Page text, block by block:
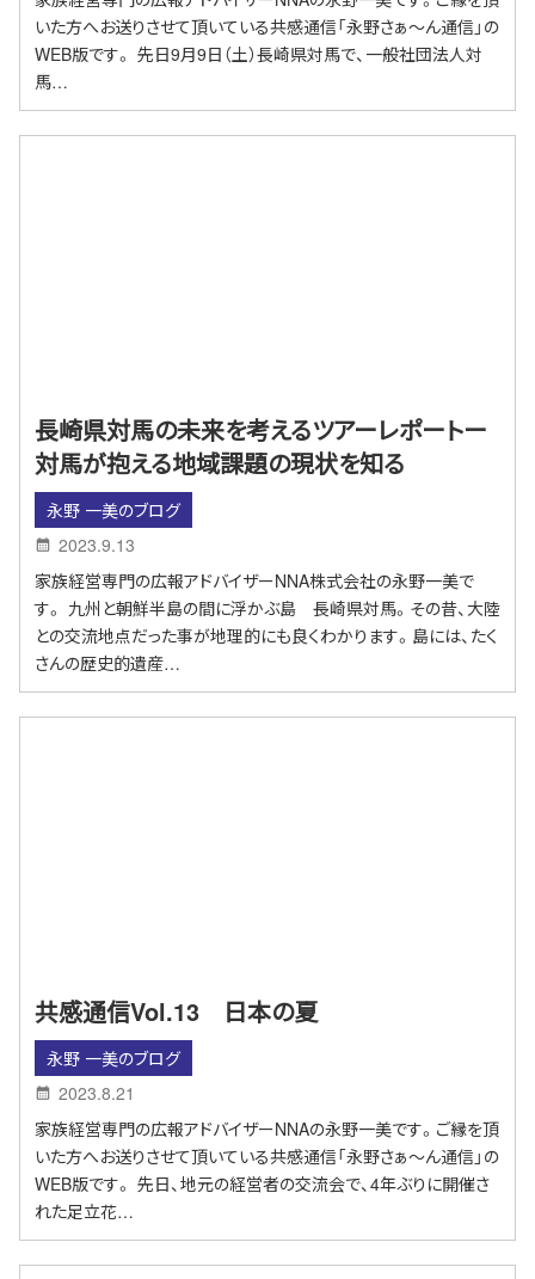
いた方へお送りさせて頂いている共感通信「永野さぁ～ん通信」の
WEB版です。 先日9月9日（土）長崎県対馬で、一般社団法人対
馬…
長崎県対馬の未来を考えるツアーレポートー
対馬が抱える地域課題の現状を知る
永野 一美のブログ
2023.9.13
家族経営専門の広報アドバイザーNNA株式会社の永野一美で
す。 九州と朝鮮半島の間に浮かぶ島 長崎県対馬。その昔、大陸
との交流地点だった事が地理的にも良くわかります。島には、たく
さんの歴史的遺産…
共感通信Vol.13 日本の夏
永野 一美のブログ
2023.8.21
家族経営専門の広報アドバイザーNNAの永野一美です。ご縁を頂
いた方へお送りさせて頂いている共感通信「永野さぁ～ん通信」の
WEB版です。 先日、地元の経営者の交流会で、4年ぶりに開催さ
れた足立花…